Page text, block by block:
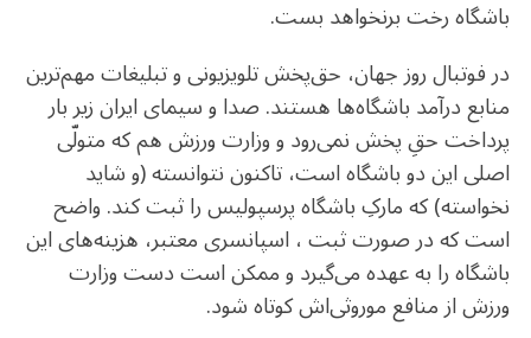
باشگاه رخت برنخواهد بست.
در فوتبال روز جهان، حق‌پخش تلویزیونی و تبلیغات مهم‌ترین
منابع درآمد باشگاه‌ها هستند. صدا و سیمای ایران زیر بار
پرداخت حق‌ِ پخش نمی‌رود و وزارت ورزش هم که متولّی
اصلی این دو باشگاه است، تاکنون نتوانسته (و شاید
نخواسته) که مارکِ باشگاه پرسپولیس را ثبت کند. واضح
است که در صورت ثبت ، اسپانسری معتبر، هزینه‌های این
باشگاه را به عهده می‌گیرد و ممکن است دست وزارت
ورزش از منافع موروثی‌اش کوتاه شود.